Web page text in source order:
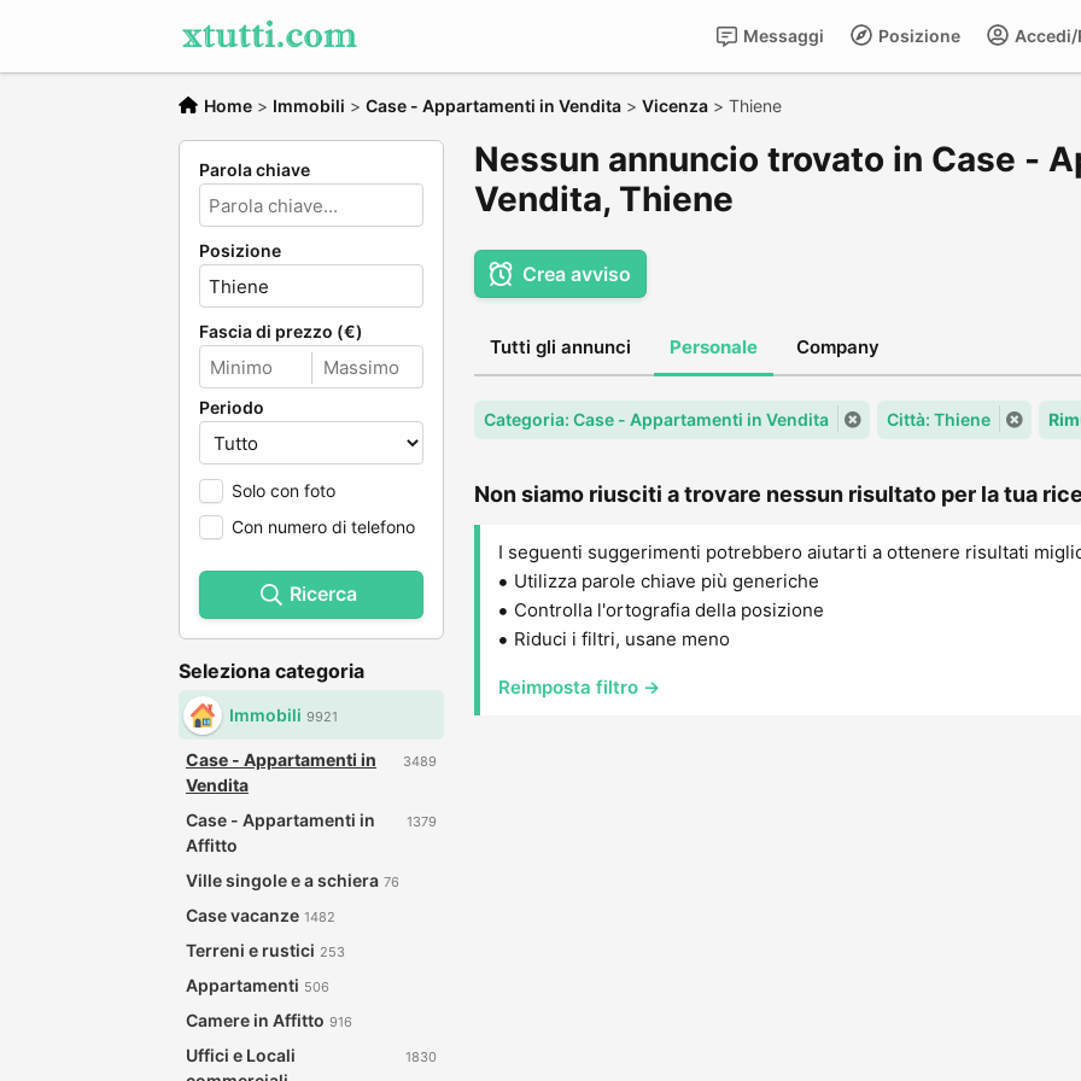
Posizione
Messaggi
Home > Immobili > Case - Appartamenti in Vendita > Vicenza > Thiene
Parola chiave
Posizione
Fascia di prezzo (€)
Periodo
Solo con foto
Con numero di telefono
Ricerca
Seleziona categoria
Immobili 9921
Case - Appartamenti in
Vendita
3489
Case - Appartamenti in
Affitto
1379
Ville singole e a schiera 76
Case vacanze 1482
Terreni e rustici 253
Appartamenti 506
Camere in Affitto 916
Uffici e Locali
1830
Nessun annuncio trovato in Case -
Vendita, Thiene
Crea avviso
Tutti gli annunci Personale Company
Categoria: Case - Appartamenti in Vendita Città: Thiene
Non siamo riusciti a trovare nessun risultato per la tua
I seguenti suggerimenti potrebbero aiutarti a ottenere risultati
Utilizza parole chiave più generiche
Controlla l'ortografia della posizione
Riduci i filtri, usane meno
Reimposta filtro →